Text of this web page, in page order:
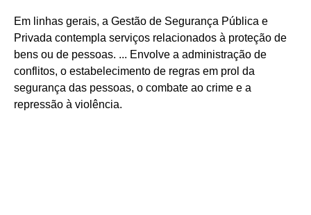
Em linhas gerais, a Gestão de Segurança Pública e
Privada contempla serviços relacionados à proteção de
bens ou de pessoas. ... Envolve a administração de
conflitos, o estabelecimento de regras em prol da
segurança das pessoas, o combate ao crime e a
repressão à violência.